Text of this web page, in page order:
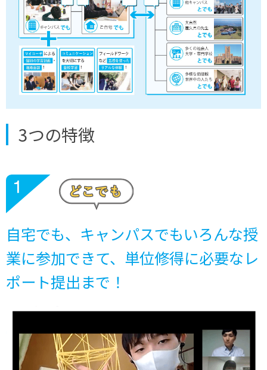
3つの特徴
自宅でも、キャンパスでもいろんな授
業に参加できて、単位修得に必要なレ
ポート提出まで！